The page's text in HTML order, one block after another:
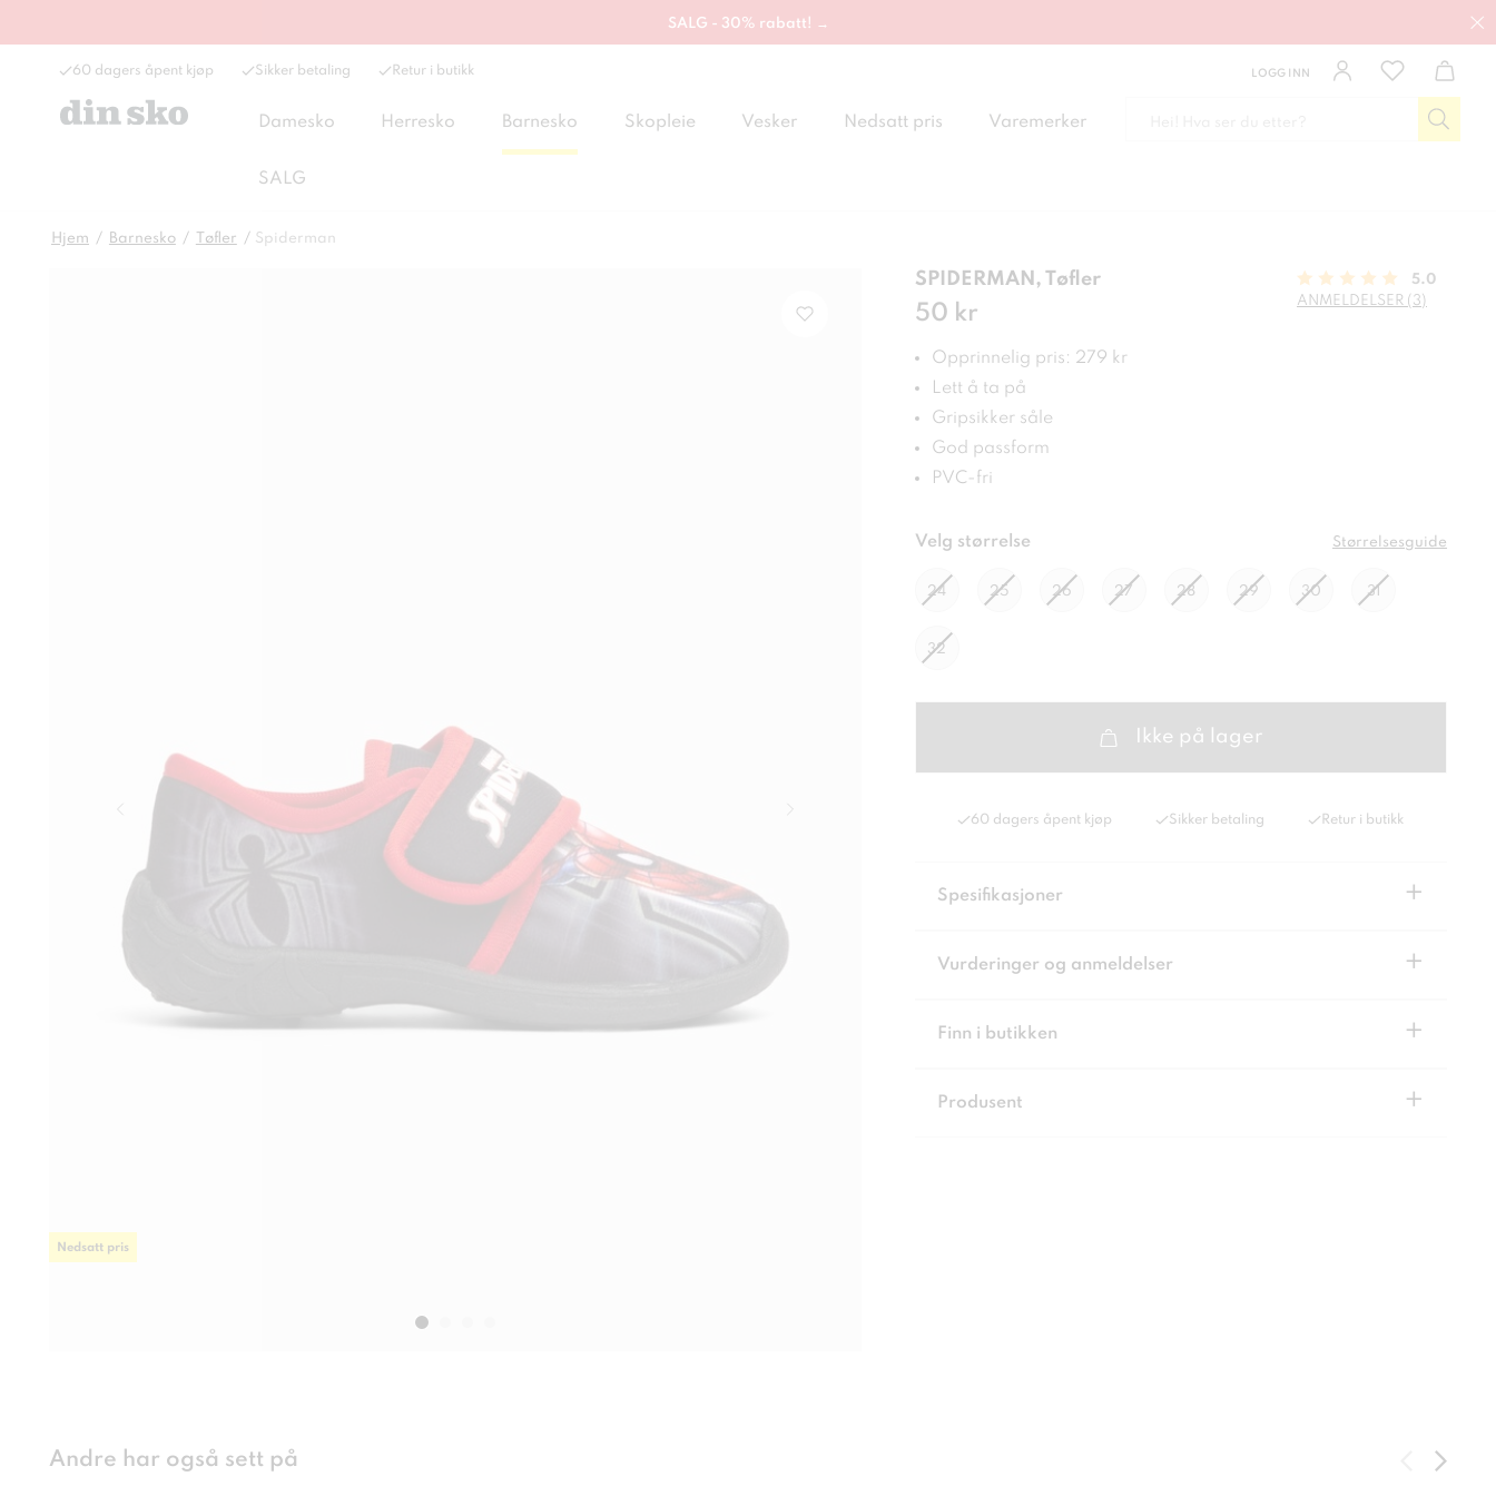
SALG - 30% rabatt! →
60 dagers åpent kjøp Sikker betaling Retur i butikk LOGG INN
Damesko Herresko Barnesko Skopleie Vesker Nedsatt pris Varemerker
SALG
Hjem Barnesko Tøfler Spiderman
Nedsatt pris
SPIDERMAN, Tøfler
Pris :50 kr
50 kr
5.0
ANMELDELSER (3)
Opprinnelig pris: 279 kr
Lett å ta på
Gripsikker såle
God passform
PVC-fri
Velg størrelse Størrelsesguide
24 25 26 27 28 29 30 31
32
Ikke på lager
60 dagers åpent kjøp Sikker betaling Retur i butikk
Spesifikasjoner +
Vurderinger og anmeldelser +
Finn i butikken +
Produsent +
Andre har også sett på